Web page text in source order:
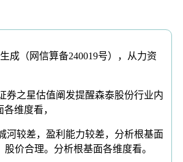
（网信算备240019号），从力资
之星估值阐发提醒森泰股份行业内
维度看，
较差，盈利能力较差，分析根基面
价合理。分析根基面各维度看。